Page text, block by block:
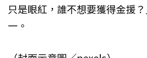
只是眼紅，誰不想要獲得金援
一。